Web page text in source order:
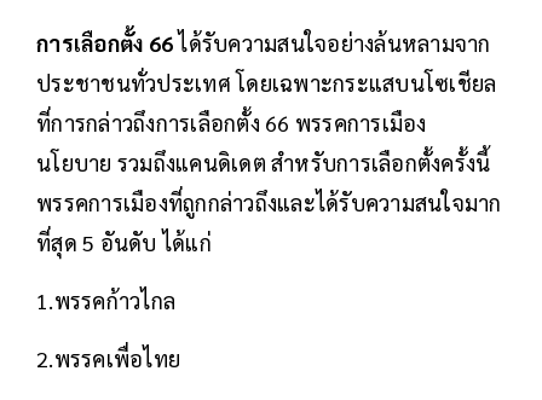
การเลือกตั้ง 66ได้รับความสนใจอย่างล้นหลามจาก
ประชาชนทั่วประเทศ โดยเฉพาะกระแสบนโซเชียล
ที่การกล่าวถึงการเลือกตั้ง 66 พรรคการเมือง
นโยบาย รวมถึงแคนดิเดต สำหรับการเลือกตั้งครั้งนี้
พรรคการเมืองที่ถูกกล่าวถึงและได้รับความสนใจมาก
ที่สุด 5 อันดับ ได้แก่
1.พรรคก้าวไกล
2.พรรคเพื่อไทย